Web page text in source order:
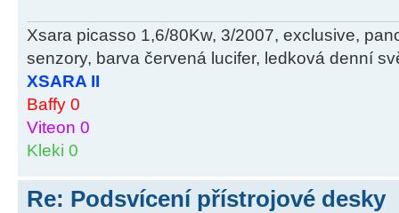
Xsara picasso 1,6/80Kw, 3/2007, exclusive,
senzory, barva červená lucifer, ledková denní
XSARA II
Baffy 0
Viteon 0
Kleki 0
Re: Podsvícení přístrojové desky